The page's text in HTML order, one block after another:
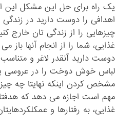
یک راه برای حل این مشکل این
اهدافی را دوست دارید در زندگی
چیزهایی را از زندگی تان خارج
غذایی، شما را از انجام آنها باز
دوست دارید آنقدر لاغر و
لباس خوش دوخت را در عروسی
مشخص کردن اینکه نهایتا چه
مهم است اجازه می دهد که
غذایی، به رفتارها و